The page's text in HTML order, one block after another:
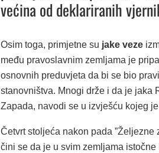
većina od deklariranih
Osim toga, primjetne su jake veze
među pravoslavnim zemljama je
osnovnih preduvjeta da bi se bio
stanovništva. Mnogi drže i da je jaka
Zapada, navodi se u izvješću kojeg je
Četvrt stoljeća nakon pada
čini se da je u svim zemljama